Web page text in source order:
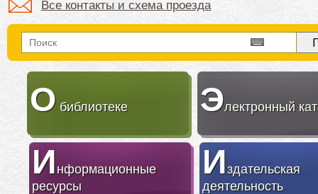
Все контакты и схема проезда
О библиотеке Электронный
Информационные
ресурсы
Издательская
деятельность